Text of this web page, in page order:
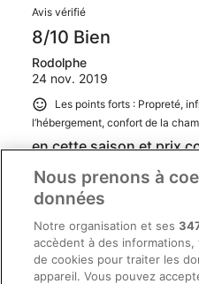
Avis vérifié
8/10 Bien
Rodolphe
24 nov. 2019
Les points forts : Propreté,
l’hébergement, confort de la
en cette saison et prix
Hotel de classe moyenne,
novembre le 80% des
fermés (vacance), cet hôtel
est bon et ne pose pas de
cette saison, faut en profiter
Afficher plus
Séjour de 3 nuits en novembre
Nous prenons à
données
Notre organisation et ses
accèdent à des
de cookies pour traiter les
appareil. Vous pouvez